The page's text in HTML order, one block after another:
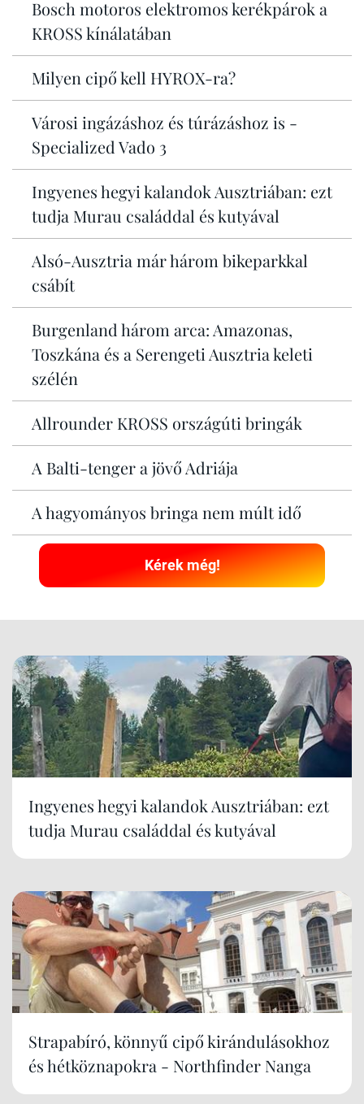
Bosch motoros elektromos kerékpárok a
KROSS kínálatában
Milyen cipő kell HYROX-ra?
Városi ingázáshoz és túrázáshoz is -
Specialized Vado 3
Ingyenes hegyi kalandok Ausztriában: ezt
tudja Murau családdal és kutyával
Alsó-Ausztria már három bikeparkkal
csábít
Burgenland három arca: Amazonas,
Toszkána és a Serengeti Ausztria keleti
szélén
Allrounder KROSS országúti bringák
A Balti-tenger a jövő Adriája
A hagyományos bringa nem múlt idő
Kérek még!
Ingyenes hegyi kalandok Ausztriában: ezt
tudja Murau családdal és kutyával
Strapabíró, könnyű cipő kirándulásokhoz
és hétköznapokra - Northfinder Nanga